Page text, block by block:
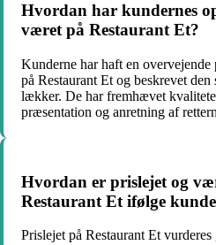
Hvordan har kundernes
været på Restaurant Et?
Kunderne har haft en overvejende
på Restaurant Et og beskrevet
lækker. De har fremhævet
præsentation og anretning af
Hvordan er prislejet og
Restaurant Et ifølge
Prislejet på Restaurant Et